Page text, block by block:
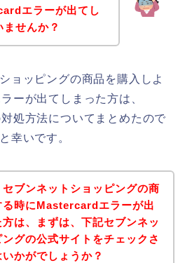
エラーが出てし
せんか？
ョッピングの商品を購入しよ
ーが出てしまった方は、
処方法についてまとめたので
幸いです。
セブンネットショッピングの商
る時にMastercardエラーが出
は、まずは、下記セブンネッ
ングの公式サイトをチェックさ
かがでしょうか？